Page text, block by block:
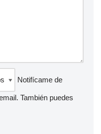
Notifícame de
También puedes